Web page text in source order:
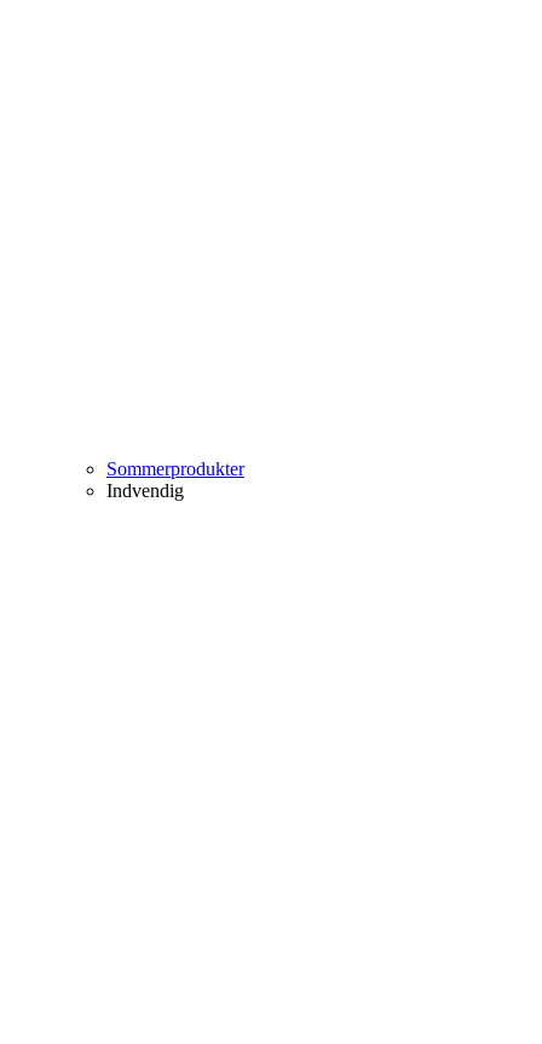
Sommerprodukter
Indvendig